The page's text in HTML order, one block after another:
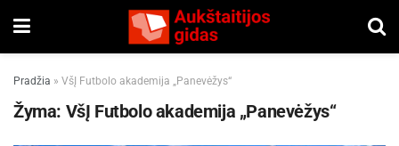
Pradžia » VšĮ Futbolo akademija „Panevėžys“
Žyma: VšĮ Futbolo akademija „Panevėžys“